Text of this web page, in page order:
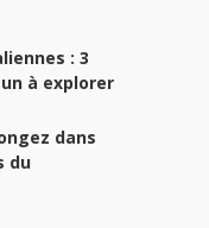
: 3
à explorer
dans
du